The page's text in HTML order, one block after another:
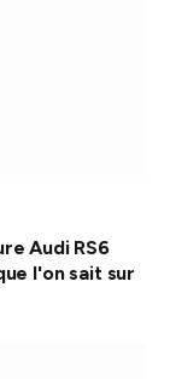
Audi RS6
l'on sait sur